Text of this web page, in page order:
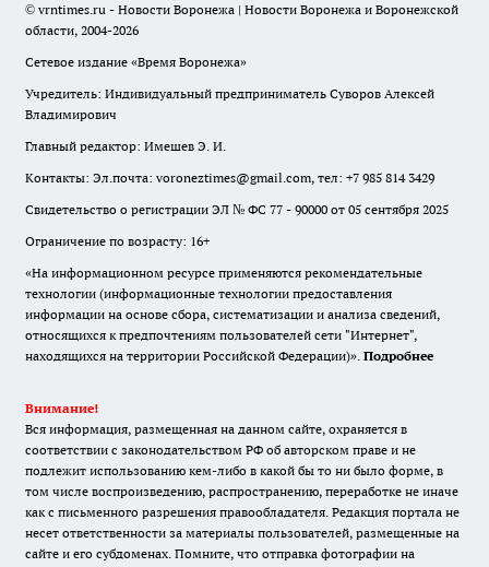
© vrntimes.ru - Новости Воронежа | Новости Воронежа и Воронежской
области, 2004-2026
Сетевое издание «Время Воронежа»
Учредитель: Индивидуальный предприниматель Суворов Алексей
Владимирович
Главный редактор: Имешев Э. И.
Контакты: Эл.почта: voroneztimes@gmail.com, тел: +7 985 814 3429
Свидетельство о регистрации ЭЛ № ФС 77 - 90000 от 05 сентября 2025
Ограничение по возрасту: 16+
«На информационном ресурсе применяются рекомендательные
технологии (информационные технологии предоставления
информации на основе сбора, систематизации и анализа сведений,
относящихся к предпочтениям пользователей сети "Интернет",
находящихся на территории Российской Федерации)». Подробнее
Внимание!
Вся информация, размещенная на данном сайте, охраняется в
соответствии с законодательством РФ об авторском праве и не
подлежит использованию кем-либо в какой бы то ни было форме, в
том числе воспроизведению, распространению, переработке не иначе
как с письменного разрешения правообладателя. Редакция портала не
несет ответственности за материалы пользователей, размещенные на
сайте и его субдоменах. Помните, что отправка фотографии на